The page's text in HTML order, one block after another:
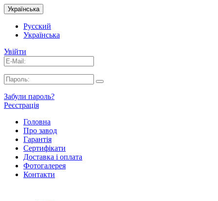
Українська
Русский
Українська
Увійти
Забули пароль?
Реєстрація
Головна
Про завод
Гарантія
Сертифікати
Доставка і оплата
Фотогалерея
Контакти